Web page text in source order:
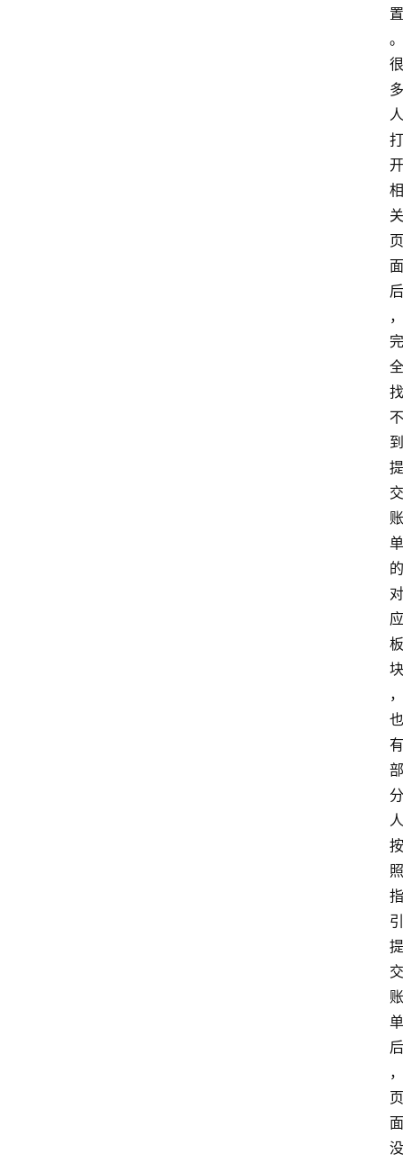
置
。
很
多
人
打
开
相
关
页
面
后
，
完
全
找
不
到
提
交
账
单
的
对
应
板
块
，
也
有
部
分
人
按
照
指
引
提
交
账
单
后
，
页
面
没